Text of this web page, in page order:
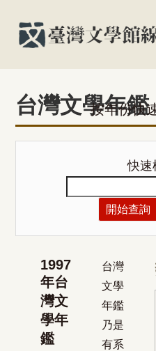
台灣文學年鑑
按年份快
快速
開始查詢
1997
年台
灣文
學年
鑑
台灣
文學
年鑑
乃是
有系